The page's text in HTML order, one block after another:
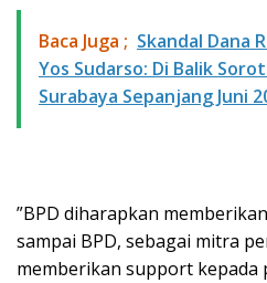
Baca Juga ; Skandal Dana
Yos Sudarso: Di Balik
Surabaya Sepanjang Juni
”BPD diharapkan
sampai BPD, sebagai mitra
memberikan support kepada